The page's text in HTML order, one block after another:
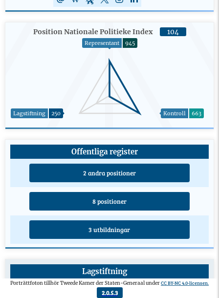
Position Nationale Politieke Index 104
Lagstiftning 250
Representant 945
Kontroll 663
Offentliga register
2 andra positioner
8 positioner
3 utbildningar
Lagstiftning
Lagförslag från privatpersoner
0
Porträttfoton tillhör Tweede Kamer der Staten-Generaal underCC BY-NC 4.0-licensen.
2.0.5.3